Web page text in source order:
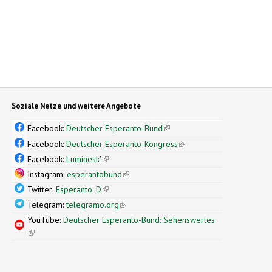
Soziale Netze und weitere Angebote
Facebook:Deutscher Esperanto-Bund(link is external)
Facebook:Deutscher Esperanto-Kongress(link is external)
Facebook:Luminesk'(link is external)
Instagram:esperantobund(link is external)
Twitter:Esperanto_D(link is external)
Telegram:telegramo.org(link is external)
YouTube:Deutscher Esperanto-Bund: Sehenswertes
(link is external)